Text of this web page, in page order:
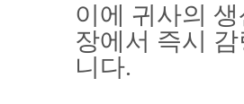
이에 귀사의
장에서 즉시
니다.